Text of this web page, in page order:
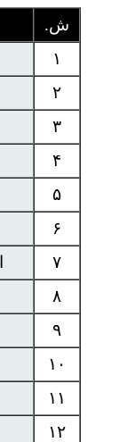
ش.
۱
۲
۳
۴
۵
۶
۷
۸
۹
۱۰
۱۱
۱۲